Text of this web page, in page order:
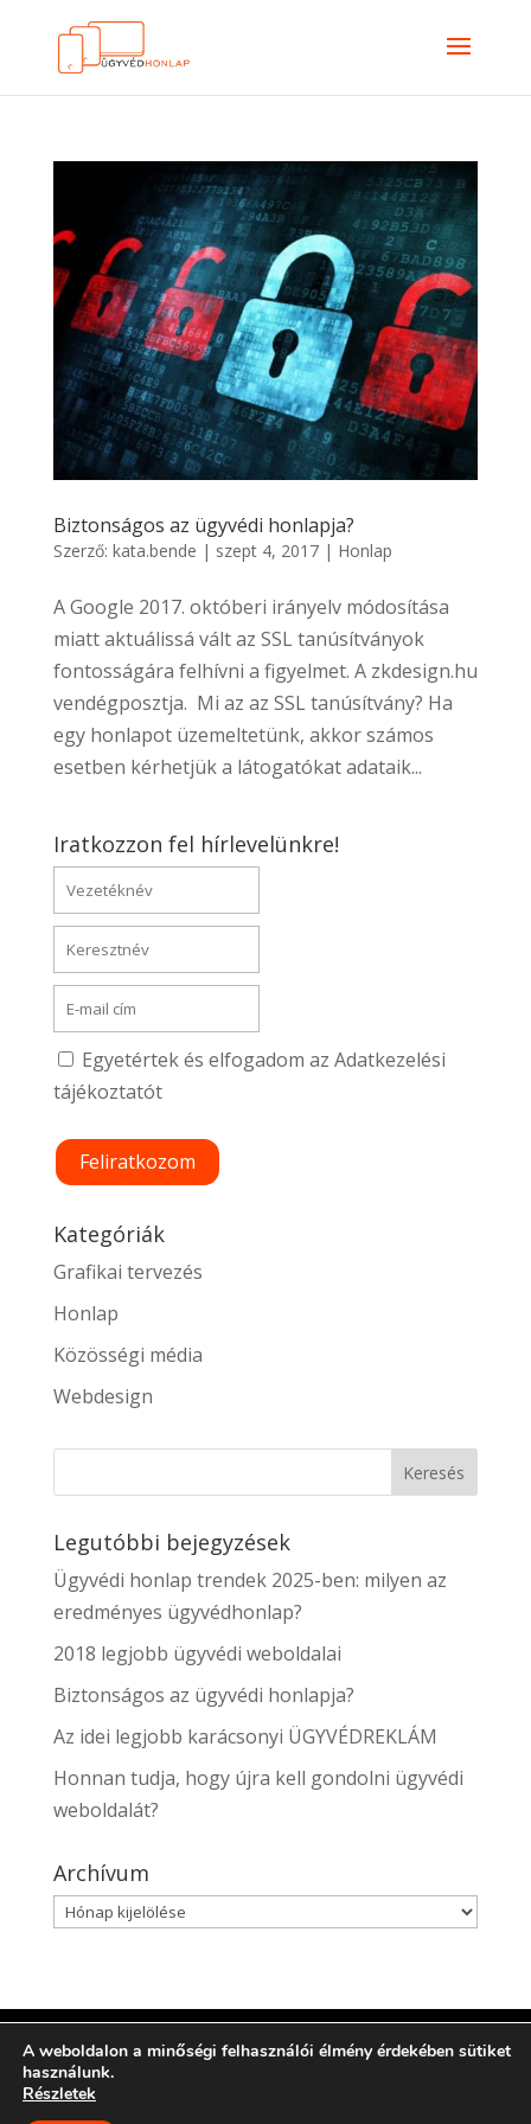
Biztonságos az ügyvédi honlapja?
Szerző: kata.bende | szept 4, 2017| Honlap
A Google 2017. októberi irányelv módosítása
miatt aktuálissá vált az SSL tanúsítványok
fontosságára felhívni a figyelmet. A zkdesign.hu
vendégposztja. Mi az az SSL tanúsítvány? Ha
egy honlapot üzemeltetünk, akkor számos
esetben kérhetjük a látogatókat adataik...
Iratkozzon fel hírlevelünkre!
Egyetértek és elfogadom az Adatkezelési
tájékoztatót
Kategóriák
Grafikai tervezés
Honlap
Közösségi média
Webdesign
Legutóbbi bejegyzések
Ügyvédi honlap trendek 2025-ben: milyen az
eredményes ügyvédhonlap?
2018 legjobb ügyvédi weboldalai
Biztonságos az ügyvédi honlapja?
Az idei legjobb karácsonyi ÜGYVÉDREKLÁM
Honnan tudja, hogy újra kell gondolni ügyvédi
weboldalát?
Archívum
Archívum
Minden jog fenntartva. Az oldalt üzemelteti
aPro/Lawyer Consulting
A weboldalon a minőségi felhasználói élmény érdekében sütiket
használunk.
Részletek